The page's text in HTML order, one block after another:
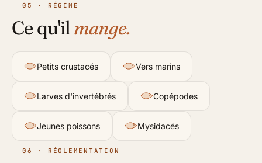
05 · RÉGIME
Ce qu'il mange.
Petits crustacés Vers marins
Larves d'invertébrés Copépodes
Jeunes poissons Mysidacés
06 · RÉGLEMENTATION